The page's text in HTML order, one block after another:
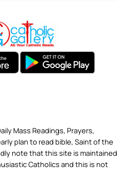
Mass Readings, Prayers,
plan to read bible, Saint of the
note that this site is maintained
Catholics and this is not